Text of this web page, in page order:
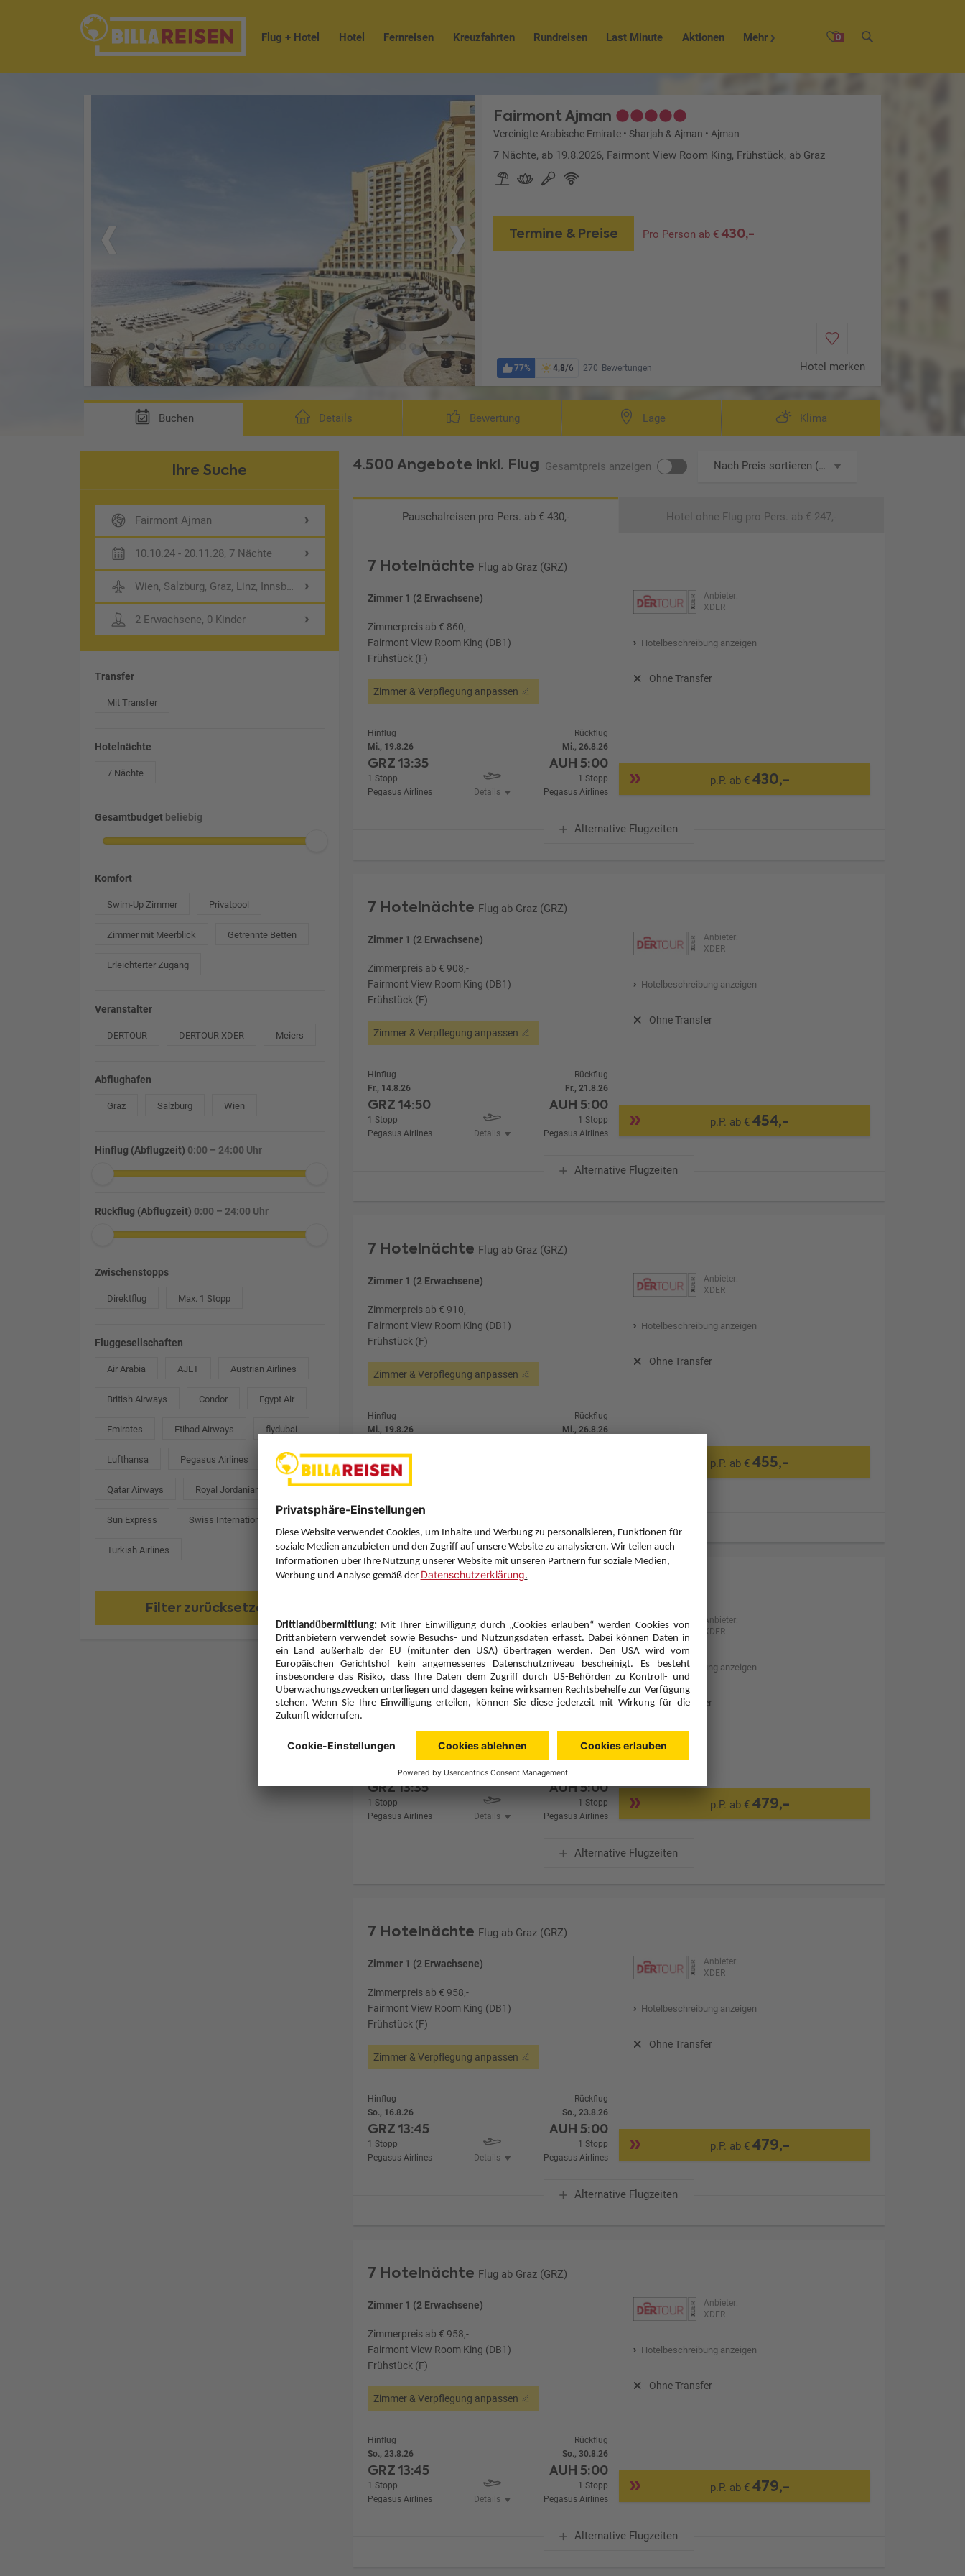
0
Flug + Hotel Hotel Fernreisen Kreuzfahrten Rundreisen Last Minute Aktionen Mehr
Fairmont Ajman
Vereinigte Arabische Emirate • Sharjah & Ajman • Ajman
7 Nächte, ab 19.8.2026, Fairmont View Room King, Frühstück, ab Graz
Termine & Preise Pro Person ab €430,-
77% 4,8/6 270 Bewertungen Hotel merken
Buchen Details Bewertung Lage Klima
Ihre Suche
Fairmont Ajman
10.10.24 - 20.11.28, 7 Nächte
Wien, Salzburg, Graz, Linz, Innsbruck
2 Erwachsene, 0 Kinder
Transfer
Mit Transfer
Hotelnächte
7 Nächte
Gesamtbudget beliebig
Komfort
Swim-Up Zimmer Privatpool
Zimmer mit Meerblick Getrennte Betten
Erleichterter Zugang
Veranstalter
DERTOUR DERTOUR XDER Meiers
Abflughafen
Graz Salzburg Wien
Hinflug (Abflugzeit) 0:00 – 24:00 Uhr
Rückflug (Abflugzeit) 0:00 – 24:00 Uhr
Zwischenstopps
Direktflug Max. 1 Stopp
Fluggesellschaften
Air Arabia AJET Austrian Airlines
British Airways Condor Egypt Air
Emirates Etihad Airways flydubai
Lufthansa Pegasus Airlines
Qatar Airways Royal Jordanian
Sun Express Swiss International
Turkish Airlines
Filter zurücksetzen
4.500 Angebote inkl. Flug Gesamtpreis anzeigen Nach Preis sortieren (aufsteigend)
Pauschalreisen pro Pers. ab € 430,- Hotel ohne Flug pro Pers. ab € 247,-
7 Hotelnächte Flug ab Graz (GRZ)
Zimmer 1 (2 Erwachsene)
Zimmerpreis ab € 860,-
Fairmont View Room King (DB1)
Frühstück (F)
Zimmer & Verpflegung anpassen
Anbieter:
XDER
Hotelbeschreibung anzeigen
Ohne Transfer
Hinflug
Mi., 19.8.26
GRZ13:35
1 Stopp
Pegasus Airlines
Details
Rückflug
Mi., 26.8.26
AUH5:00
1 Stopp
Pegasus Airlines
p.P. ab € 430,-
Alternative Flugzeiten
7 Hotelnächte Flug ab Graz (GRZ)
Zimmer 1 (2 Erwachsene)
Zimmerpreis ab € 908,-
Fairmont View Room King (DB1)
Frühstück (F)
Zimmer & Verpflegung anpassen
Anbieter:
XDER
Hotelbeschreibung anzeigen
Ohne Transfer
Hinflug
Fr., 14.8.26
GRZ14:50
1 Stopp
Pegasus Airlines
Details
Rückflug
Fr., 21.8.26
AUH5:00
1 Stopp
Pegasus Airlines
p.P. ab €454,-
Alternative Flugzeiten
7 Hotelnächte Flug ab Graz (GRZ)
Zimmer 1 (2 Erwachsene)
Zimmerpreis ab € 910,-
Fairmont View Room King (DB1)
Frühstück (F)
Zimmer & Verpflegung anpassen
Anbieter:
XDER
Hotelbeschreibung anzeigen
Ohne Transfer
Hinflug
Mi., 19.8.26
1 Stopp
Pegasus Airlines
Rückflug
Mi., 26.8.26
p.P. ab €455,-
Zimmer 1 (2 Erwachsene)
Zimmerpreis ab € 958,-
Fairmont View Room King (DB1)
Frühstück (F)
Anbieter:
XDER
Hotelbeschreibung anzeigen
Ohne Transfer
Mi., 12.8.26
GRZ13:35
1 Stopp
Pegasus Airlines
Details
Mi., 19.8.26
AUH5:00
1 Stopp
Pegasus Airlines
p.P. ab € 479,-
Alternative Flugzeiten
7 Hotelnächte Flug ab Graz (GRZ)
Zimmer 1 (2 Erwachsene)
Zimmerpreis ab € 958,-
Fairmont View Room King (DB1)
Frühstück (F)
Zimmer & Verpflegung anpassen
Anbieter:
XDER
Hotelbeschreibung anzeigen
Ohne Transfer
Hinflug
So., 16.8.26
GRZ13:45
1 Stopp
Pegasus Airlines
Details
Rückflug
So., 23.8.26
AUH5:00
1 Stopp
Pegasus Airlines
p.P. ab € 479,-
Alternative Flugzeiten
7 Hotelnächte Flug ab Graz (GRZ)
Zimmer 1 (2 Erwachsene)
Zimmerpreis ab € 958,-
Fairmont View Room King (DB1)
Frühstück (F)
Zimmer & Verpflegung anpassen
Anbieter:
XDER
Hotelbeschreibung anzeigen
Ohne Transfer
Hinflug
So., 23.8.26
GRZ13:45
1 Stopp
Pegasus Airlines
Details
Rückflug
So., 30.8.26
AUH5:00
1 Stopp
Pegasus Airlines
p.P. ab € 479,-
Alternative Flugzeiten